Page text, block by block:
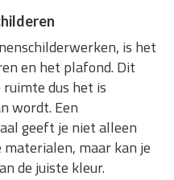
is het
en het plafond. Dit
dus het is
wordt. Een
geeft je niet alleen
maar kan je
de juiste kleur.